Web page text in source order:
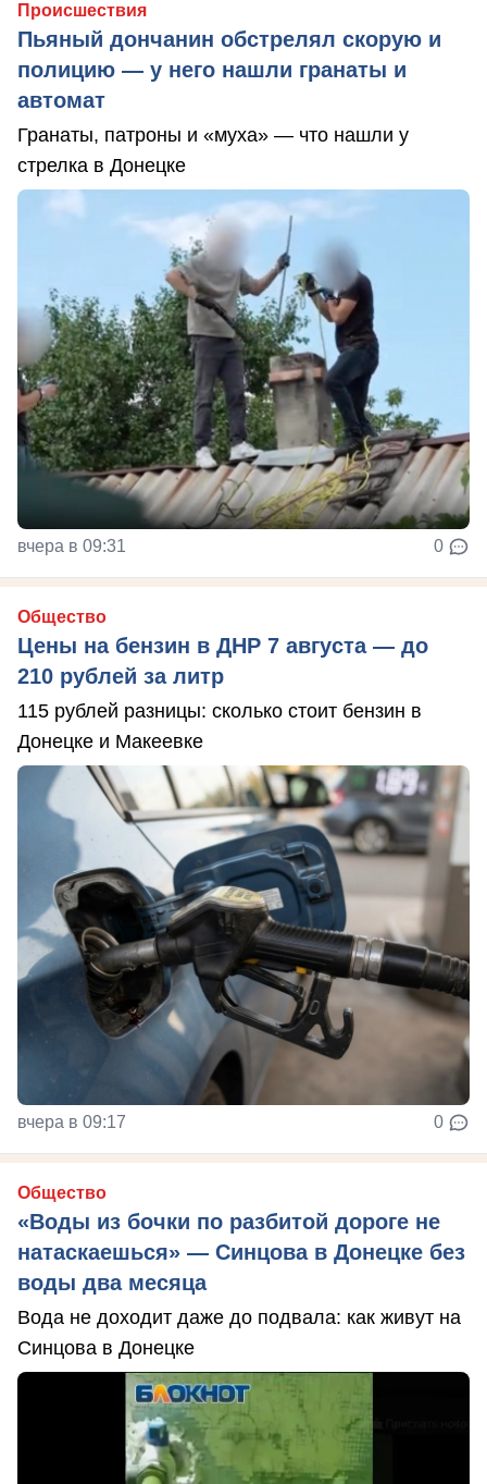
Происшествия
Пьяный дончанин обстрелял скорую и
полицию — у него нашли гранаты и
автомат
Гранаты, патроны и «муха» — что нашли у
стрелка в Донецке
вчера в 09:31 0
Общество
Цены на бензин в ДНР 7 августа — до
210 рублей за литр
115 рублей разницы: сколько стоит бензин в
Донецке и Макеевке
вчера в 09:17 0
Общество
«Воды из бочки по разбитой дороге не
натаскаешься» — Синцова в Донецке без
воды два месяца
Вода не доходит даже до подвала: как живут на
Синцова в Донецке